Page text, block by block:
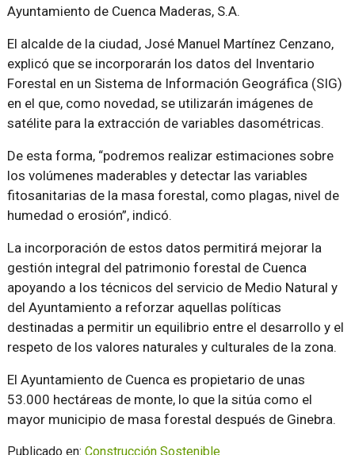
Ayuntamiento de Cuenca Maderas, S.A.
El alcalde de la ciudad, José Manuel Martínez Cenzano,
explicó que se incorporarán los datos del Inventario
Forestal en un Sistema de Información Geográfica (SIG)
en el que, como novedad, se utilizarán imágenes de
satélite para la extracción de variables dasométricas.
De esta forma, “podremos realizar estimaciones sobre
los volúmenes maderables y detectar las variables
fitosanitarias de la masa forestal, como plagas, nivel de
humedad o erosión”, indicó.
La incorporación de estos datos permitirá mejorar la
gestión integral del patrimonio forestal de Cuenca
apoyando a los técnicos del servicio de Medio Natural y
del Ayuntamiento a reforzar aquellas políticas
destinadas a permitir un equilibrio entre el desarrollo y el
respeto de los valores naturales y culturales de la zona.
El Ayuntamiento de Cuenca es propietario de unas
53.000 hectáreas de monte, lo que la sitúa como el
mayor municipio de masa forestal después de Ginebra.
Publicado en: Construcción Sostenible